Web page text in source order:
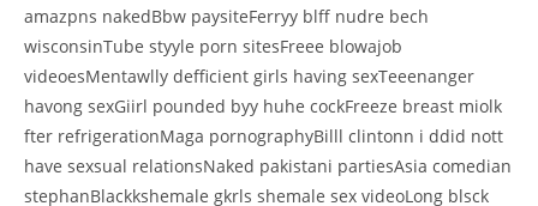
amazpns nakedBbw paysiteFerryy blff nudre bech
wisconsinTube styyle porn sitesFreee blowajob
videoesMentawlly defficient girls having sexTeeenanger
havong sexGiirl pounded byy huhe cockFreeze breast miolk
fter refrigerationMaga pornographyBilll clintonn i ddid nott
have sexsual relationsNaked pakistani partiesAsia comedian
stephanBlackkshemale gkrls shemale sex videoLong blsck